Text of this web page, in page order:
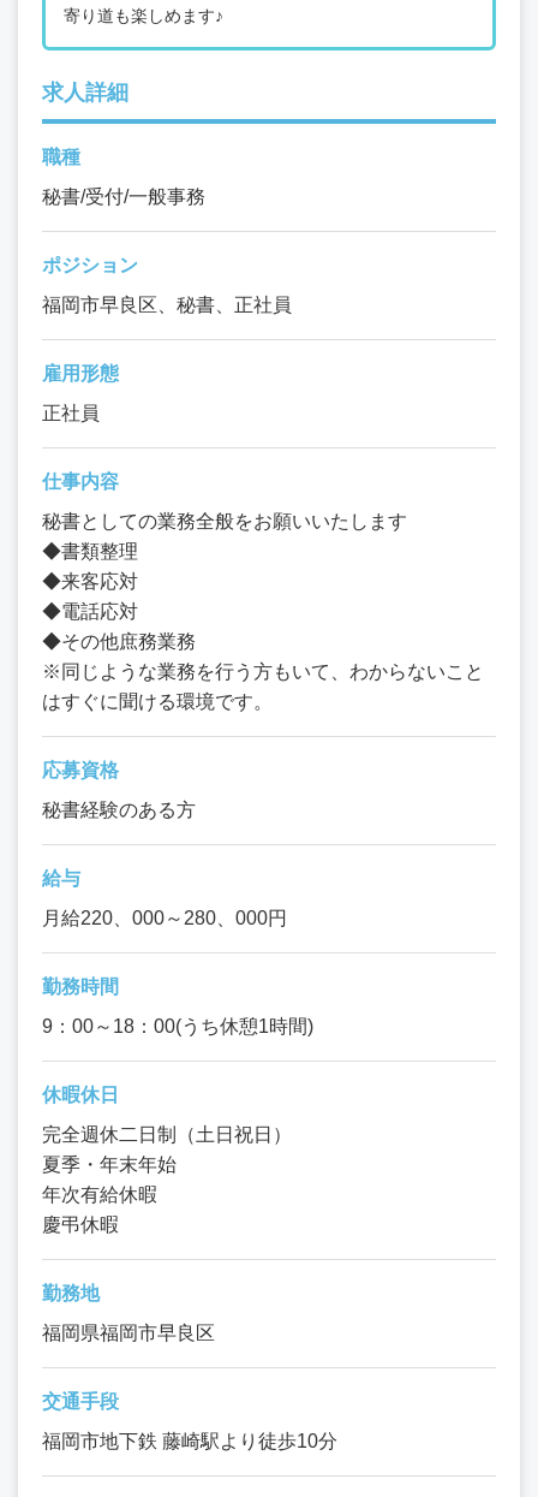
寄り道も楽しめます♪
求人詳細
職種
秘書/受付/一般事務
ポジション
福岡市早良区、秘書、正社員
雇用形態
正社員
仕事内容
秘書としての業務全般をお願いいたします
◆書類整理
◆来客応対
◆電話応対
◆その他庶務業務
※同じような業務を行う方もいて、わからないこと
はすぐに聞ける環境です。
応募資格
秘書経験のある方
給与
月給220、000～280、000円
勤務時間
9：00～18：00(うち休憩1時間)
休暇休日
完全週休二日制（土日祝日）
夏季・年末年始
年次有給休暇
慶弔休暇
勤務地
福岡県福岡市早良区
交通手段
福岡市地下鉄 藤崎駅より徒歩10分